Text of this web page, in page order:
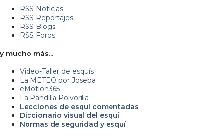
RSS Noticias
RSS Reportajes
RSS Blogs
RSS Foros
y mucho más...
Video-Taller de esquís
La METEO por Joseba
eMotion365
La Pandilla Polvorilla
Lecciones de esquí comentadas
Diccionario visual del esquí
Normas de seguridad y esquí